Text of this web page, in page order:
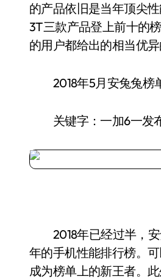
的产品依旧是当年顶尖
3T三款产品登上前十的
的用户都给出的相当优异
2018年5月安兔兔榜
关键字：一加6一发
2018年已经过半，安
年的手机性能排行榜。
成为榜单上的新王者。